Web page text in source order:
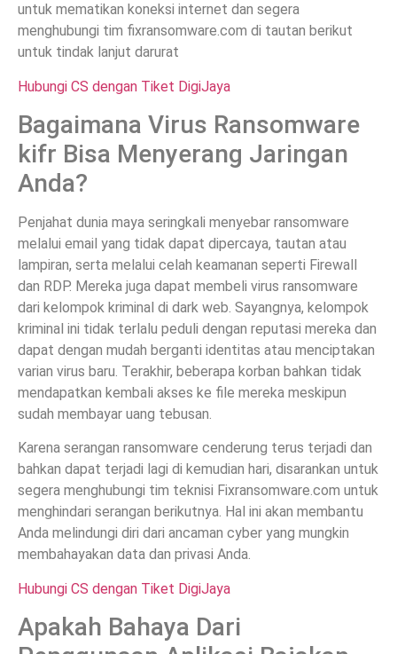
untuk mematikan koneksi internet dan segera
menghubungi tim fixransomware.com di tautan berikut
untuk tindak lanjut darurat
Hubungi CS dengan Tiket DigiJaya
Bagaimana Virus Ransomware
kifr Bisa Menyerang Jaringan
Anda?
Penjahat dunia maya seringkali menyebar ransomware
melalui email yang tidak dapat dipercaya, tautan atau
lampiran, serta melalui celah keamanan seperti Firewall
dan RDP. Mereka juga dapat membeli virus ransomware
dari kelompok kriminal di dark web. Sayangnya, kelompok
kriminal ini tidak terlalu peduli dengan reputasi mereka dan
dapat dengan mudah berganti identitas atau menciptakan
varian virus baru. Terakhir, beberapa korban bahkan tidak
mendapatkan kembali akses ke file mereka meskipun
sudah membayar uang tebusan.
Karena serangan ransomware cenderung terus terjadi dan
bahkan dapat terjadi lagi di kemudian hari, disarankan untuk
segera menghubungi tim teknisi Fixransomware.com untuk
menghindari serangan berikutnya. Hal ini akan membantu
Anda melindungi diri dari ancaman cyber yang mungkin
membahayakan data dan privasi Anda.
Hubungi CS dengan Tiket DigiJaya
Apakah Bahaya Dari